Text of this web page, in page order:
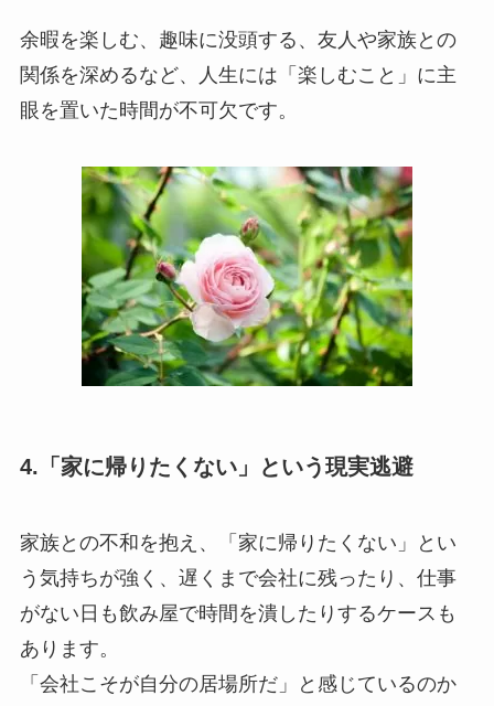
余暇を楽しむ、趣味に没頭する、友人や家族との
関係を深めるなど、人生には「楽しむこと」に主
眼を置いた時間が不可欠です。
4.「家に帰りたくない」という現実逃避
家族との不和を抱え、「家に帰りたくない」とい
う気持ちが強く、遅くまで会社に残ったり、仕事
がない日も飲み屋で時間を潰したりするケースも
あります。
「会社こそが自分の居場所だ」と感じているのか